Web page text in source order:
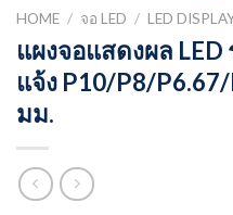
HOME / จอ LED / LED
แผงจอแสดงผล
แจ้ง P10/P8/
มม.